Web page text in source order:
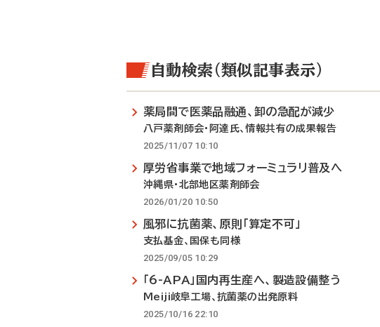
自動検索（類似記事表示）
薬局間で医薬品融通、卸の急配が減少
八戸薬剤師会・阿達氏、情報共有の成果報告
2025/11/07 10:10
厚労省事業で地域フォーミュラリ普及へ
沖縄県・北部地区薬剤師会
2026/01/20 10:50
風邪に抗菌薬、原則「算定不可」
支払基金、国保も同様
2025/09/05 10:29
「6-APA」国内再生産へ、製造設備整う
Meiji岐阜工場、抗菌薬の出発原料
2025/10/16 22:10